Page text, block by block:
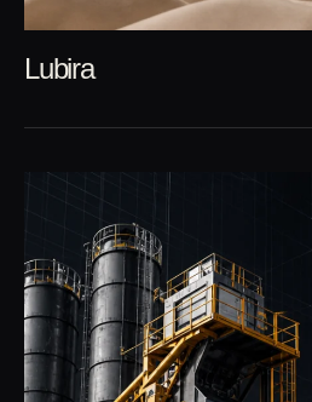
Lubira